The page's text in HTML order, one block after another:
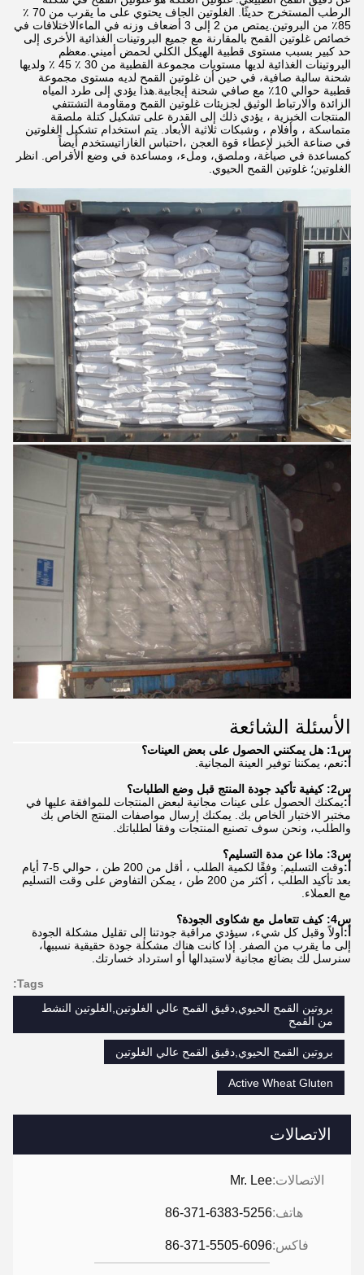
الاتصالات
الاتصالات:Mr. Lee
هاتف:86-371-6383-5256
فاكس:86-371-5505-6096
الرطب المستخرج حديثًا. الغلوتين الجاف يحتوي على ما يقرب من 70 ٪
85٪ من البروتين.يمتص من 2 إلى 3 أضعاف وزنه في الماءالاختلافات في
خصائص غلوتين القمح بالمقارنة مع جميع البروتينات الغذائية الأخرى إلى
حد كبير بسبب مستوى قطبية الهيكل الكلي لحمض أميني.معظم
البروتينات الغذائية لديها مستويات مجموعة القطبية من 30 ٪ 45 ٪ ولديها
شحنة سالبة صافية، في حين أن غلوتين القمح لديه مستوى مجموعة
قطبية حوالي 10٪ مع صافي شحنة إيجابية.هذا يؤدي إلى طرد المياه
الزائدة والارتباط الوثيق لجزيئات غلوتين القمح ومقاومة التشتتفي
المنتجات الخبزية ، يؤدي ذلك إلى القدرة على تشكيل كتلة ملصقة
متماسكة ، وأفلام ، وشبكات ثلاثية الأبعاد. يتم استخدام تشكيل الغلوتين
في صناعة الخبز لإعطاء قوة العجن ،احتباس الغازاتيستخدم أيضاً
كمساعدة في صياغة، وملصق، وملء، ومساعدة في وضع الأقراص. انظر
الغلوتين؛ غلوتين القمح الحيوي.
الأسئلة الشائعة
س1: هل يمكنني الحصول على بعض العينات؟
أ:نعم، يمكننا توفير العينة المجانية.
س2: كيفية تأكيد جودة المنتج قبل وضع الطلبات؟
أ:يمكنك الحصول على عينات مجانية لبعض المنتجات للموافقة عليها في
مختبر الاختبار الخاص بك. يمكنك إرسال مواصفات المنتج الخاص بك
والطلب، ونحن سوف تصنيع المنتجات وفقا لطلباتك.
س3: ماذا عن مدة التسليم؟
أ:
وقت التسليم: وفقًا لكمية الطلب ، أقل من 200 طن ، حوالي 5-7 أيام
بعد تأكيد الطلب ، أكثر من 200 طن ، يمكن التفاوض على وقت التسليم
مع العملاء.
س4: كيف تتعامل مع شكاوى الجودة؟
أ:أولاً وقبل كل شيء، سيؤدي مراقبة جودتنا إلى تقليل مشكلة الجودة
إلى ما يقرب من الصفر. إذا كانت هناك مشكلة جودة حقيقية نسببها،
سنرسل لك بضائع مجانية لاستبدالها أو استرداد خسارتك.
Tags:
بروتين القمح الحيوي,دقيق القمح عالي الغلوتين,الغلوتين النشط
من القمح
بروتين القمح الحيوي,دقيق القمح عالي الغلوتين
Active Wheat Gluten